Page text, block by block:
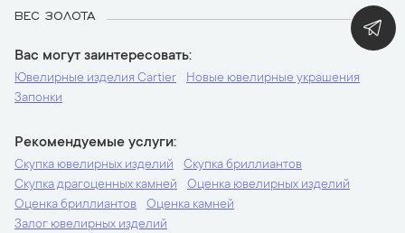
ВЕС ЗОЛОТА
3,81
Вас могут заинтересовать
Ювелирные изделия Cartier
Новые ювелирные украшения
Запонки
Рекомендуемые услуги
Скупка ювелирных изделий
Скупка бриллиантов
Скупка драгоценных камней
Оценка ювелирных изделий
Оценка бриллиантов
Оценка камней
Залог ювелирных изделий